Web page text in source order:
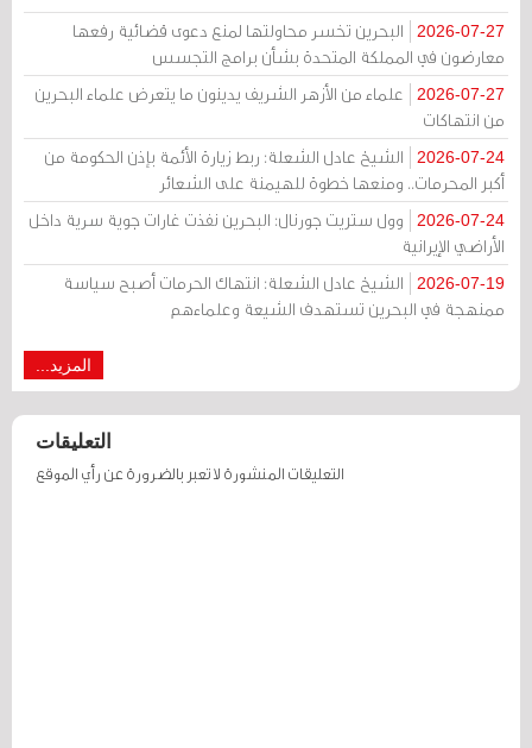
2026-07-27
البحرين تخسر محاولتها لمنع دعوى قضائية رفعها
معارضون في المملكة المتحدة بشأن برامج التجسس
2026-07-27
علماء من الأزهر الشريف يدينون ما يتعرض علماء البحرين
من انتهاكات
2026-07-24
الشيخ عادل الشعلة: ربط زيارة الأئمة بإذن الحكومة من
أكبر المحرمات.. ومنعها خطوة للهيمنة على الشعائر
2026-07-24
وول ستريت جورنال: البحرين نفذت غارات جوية سرية داخل
الأراضي الإيرانية
2026-07-19
الشيخ عادل الشعلة: انتهاك الحرمات أصبح سياسة
ممنهجة في البحرين تستهدف الشيعة وعلماءهم
المزيد...
التعليقات
التعليقات المنشورة لا تعبر بالضرورة عن رأي الموقع